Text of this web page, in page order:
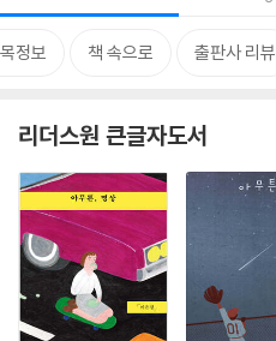
정보 책 속으로 출판사 리뷰
리더스원 큰글자도서